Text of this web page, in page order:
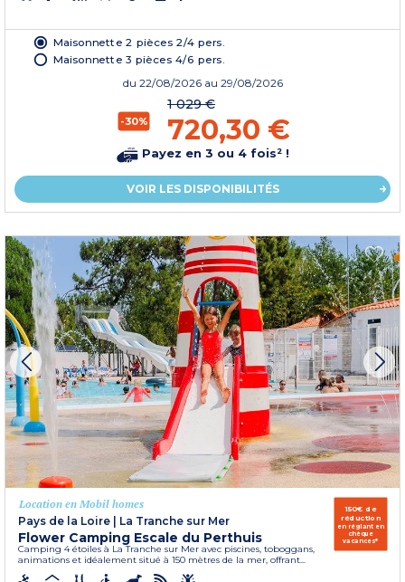
Maisonnette 2 pièces 2/4 pers.
Maisonnette 3 pièces 4/6 pers.
du 22/08/2026 au 29/08/2026
-30%
1 029 €
720,30 €
Payez en 3 ou 4 fois² !
VOIR LES DISPONIBILITÉS
Location en Mobil homes
Pays de la Loire
La Tranche sur Mer
Flower Camping Escale du Perthuis
Camping 4 étoiles à La Tranche sur Mer avec piscines, toboggans,
animations et idéalement situé à 150 mètres de la mer, offrant...
150€ de
réduction
en réglant en
chèque
vacances*